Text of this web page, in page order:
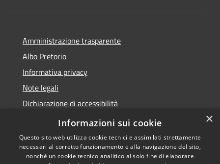
Amministrazione trasparente
Albo Pretorio
Informativa privacy
Note legali
Dichiarazione di accessibilità
Informativa Privacy Videosorveglianza
×
Informazioni sui cookie
Questo sito web utilizza cookie tecnici e assimilati strettamente
necessari al corretto funzionamento e alla navigazione del sito,
nonché un cookie tecnico analitico al solo fine di elaborare